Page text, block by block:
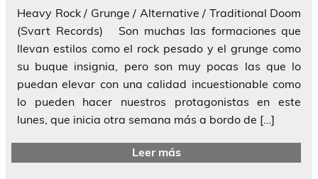
Heavy Rock / Grunge / Alternative / Traditional Doom
(Svart Records) Son muchas las formaciones que
llevan estilos como el rock pesado y el grunge como
su buque insignia, pero son muy pocas las que lo
puedan elevar con una calidad incuestionable como
lo pueden hacer nuestros protagonistas en este
lunes, que inicia otra semana más a bordo de […]
Leer más